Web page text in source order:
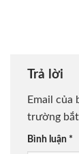
Trả lời
Email của
trường
Bình luận *